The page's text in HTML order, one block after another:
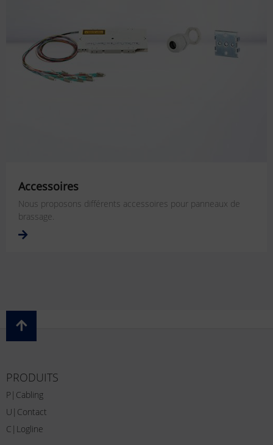
Accessoires
Nous proposons différents accessoires pour panneaux de
brassage.
PRODUITS
P|Cabling
U|Contact
C|Logline